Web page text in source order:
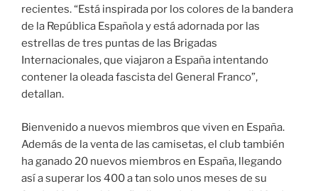
recientes. “Está inspirada por los colores de la bandera
de la República Española y está adornada por las
estrellas de tres puntas de las Brigadas
Internacionales, que viajaron a España intentando
contener la oleada fascista del General Franco”,
detallan.
Bienvenido a nuevos miembros que viven en España.
Además de la venta de las camisetas, el club también
ha ganado 20 nuevos miembros en España, llegando
así a superar los 400 a tan solo unos meses de su